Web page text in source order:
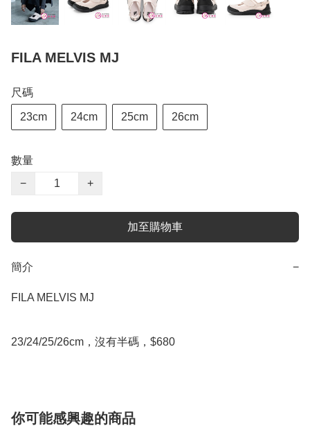
FILA MELVIS MJ
尺碼
23cm 24cm 25cm 26cm
數量
−
+
加至購物車
簡介 −
FILA MELVIS MJ
23/24/25/26cm，沒有半碼，$680
你可能感興趣的商品